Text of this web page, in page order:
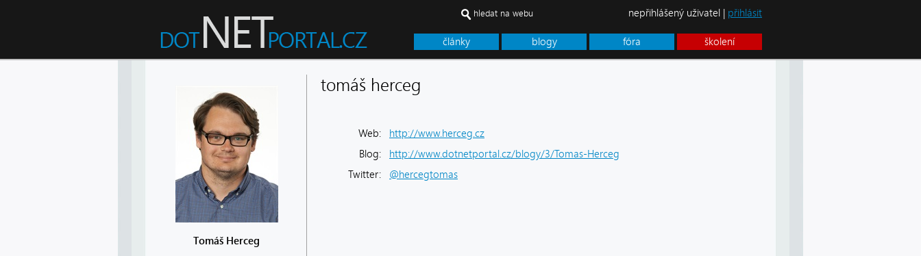
články blogy fóra školení
hledat na webu nepřihlášený uživatel | přihlásit
Tomáš Herceg
tomáš herceg
Web:
http://www.herceg.cz
Blog:
http://www.dotnetportal.cz/blogy/3/Tomas-Herceg
Twitter:
@hercegtomas